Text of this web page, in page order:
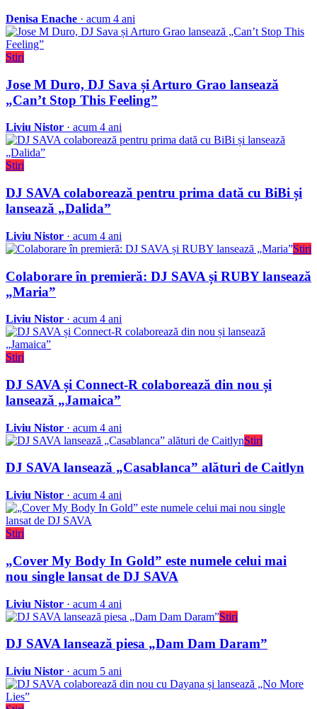
Denisa Enache · acum 4 ani
Stiri
Jose M Duro, DJ Sava și Arturo Grao lansează
„Can’t Stop This Feeling”
Liviu Nistor · acum 4 ani
Stiri
DJ SAVA colaborează pentru prima dată cu BiBi și
lansează „Dalida”
Liviu Nistor · acum 4 ani
Stiri
Colaborare în premieră: DJ SAVA și RUBY lansează
„Maria”
Liviu Nistor · acum 4 ani
Stiri
DJ SAVA și Connect-R colaborează din nou și
lansează „Jamaica”
Liviu Nistor · acum 4 ani
Stiri
DJ SAVA lansează „Casablanca” alături de Caitlyn
Liviu Nistor · acum 4 ani
Stiri
„Cover My Body In Gold” este numele celui mai
nou single lansat de DJ SAVA
Liviu Nistor · acum 4 ani
Stiri
DJ SAVA lansează piesa „Dam Dam Daram”
Liviu Nistor · acum 5 ani